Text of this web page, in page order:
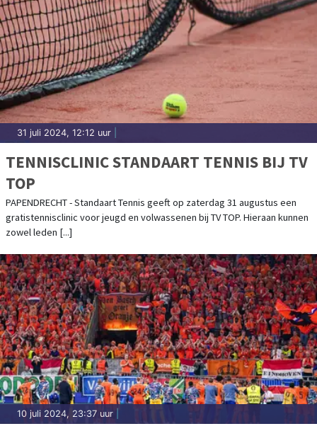
31 juli 2024, 12:12 uur
TENNISCLINIC STANDAART TENNIS BIJ TV
TOP
PAPENDRECHT - Standaart Tennis geeft op zaterdag 31 augustus een
gratistennisclinic voor jeugd en volwassenen bij TV TOP. Hieraan kunnen
zowel leden [...]
10 juli 2024, 23:37 uur